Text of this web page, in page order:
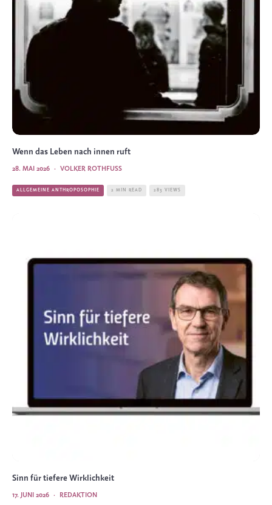
Wenn das Leben nach innen ruft
VOLKER ROTHFUSS
·
28. MAI 2026
ALLGEMEINE ANTHROPOSOPHIE 2 MIN READ 283 VIEWS
Sinn für tiefere Wirklichkeit
REDAKTION
·
17. JUNI 2026